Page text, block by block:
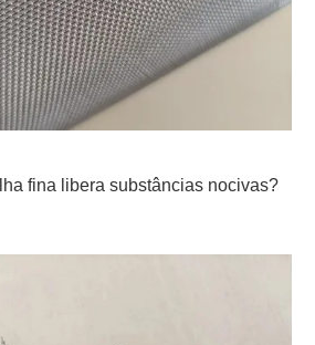
fina libera substâncias nocivas?